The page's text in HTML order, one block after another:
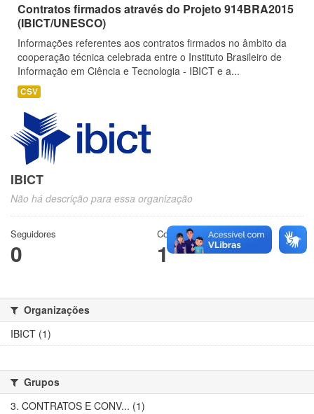
Contratos firmados através do Projeto 914BRA2015
(IBICT/UNESCO)
Informações referentes aos contratos firmados no âmbito da
cooperação técnica celebrada entre o Instituto Brasileiro de
Informação em Ciência e Tecnologia - IBICT e a...
CSV
IBICT
Não há descrição para essa organização
Seguidores
0
Conjuntos de dados
1
Organizações
IBICT (1)
Grupos
3. CONTRATOS E CONV... (1)